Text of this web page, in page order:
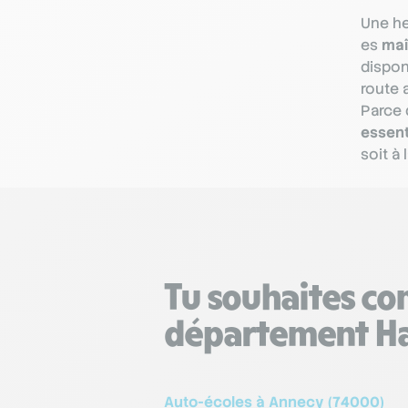
Une
es
route
Parce
soit à
Tu souhaites
département
Auto-écoles à Annecy (74000)